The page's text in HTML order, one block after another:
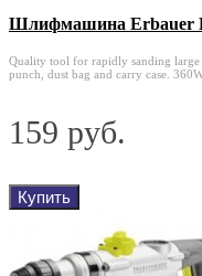
Шлифмашина Erbauer
Quality tool for rapidly sanding large
punch, dust bag and carry case.
159 руб.
Купить